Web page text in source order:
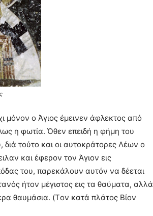
μόνον ο Άγιος έμεινεν άφλεκτος από
η φωτία. Όθεν επειδή η φήμη του
τούτο και οι αυτοκράτορες Λέων ο
και έφερον τον Άγιον εις
του, παρεκάλουν αυτόν να δέεται
ήτον μέγιστος εις τα θαύματα, αλλά
θαυμάσια. (Tον κατά πλάτος Bίον